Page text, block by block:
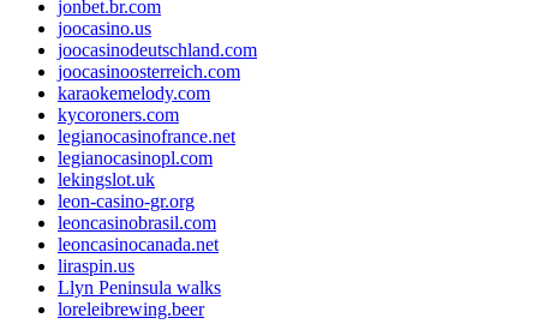
jonbet.br.com
joocasino.us
joocasinodeutschland.com
joocasinoosterreich.com
karaokemelody.com
kycoroners.com
legianocasinofrance.net
legianocasinopl.com
lekingslot.uk
leon-casino-gr.org
leoncasinobrasil.com
leoncasinocanada.net
liraspin.us
Llyn Peninsula walks
loreleibrewing.beer